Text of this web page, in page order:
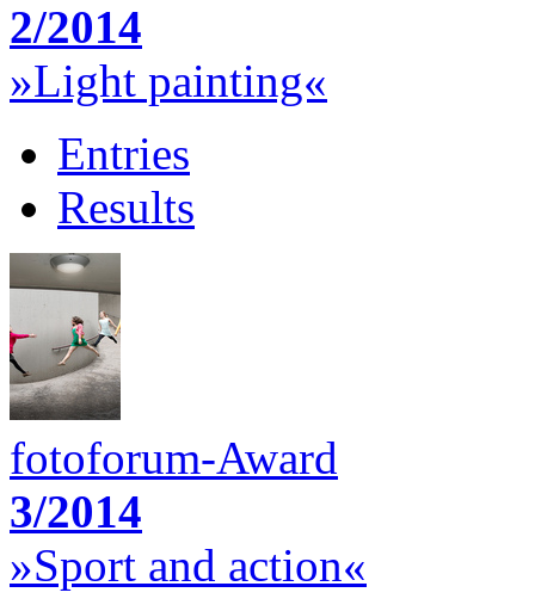
2/2014
»Light painting«
Entries
Results
fotoforum-Award
3/2014
»Sport and action«